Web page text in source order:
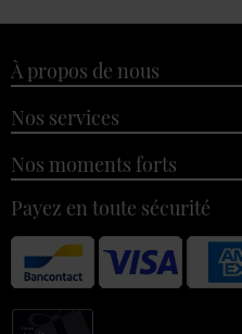
À propos de nous
Nos services
Nos moments forts
Payez en toute sécurité